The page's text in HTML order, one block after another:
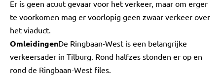
Er is geen acuut gevaar voor het verkeer, maar om erger
te voorkomen mag er voorlopig geen zwaar verkeer over
het viaduct.
OmleidingenDe Ringbaan-West is een belangrijke
verkeersader in Tilburg. Rond halfzes stonden er op en
rond de Ringbaan-West files.